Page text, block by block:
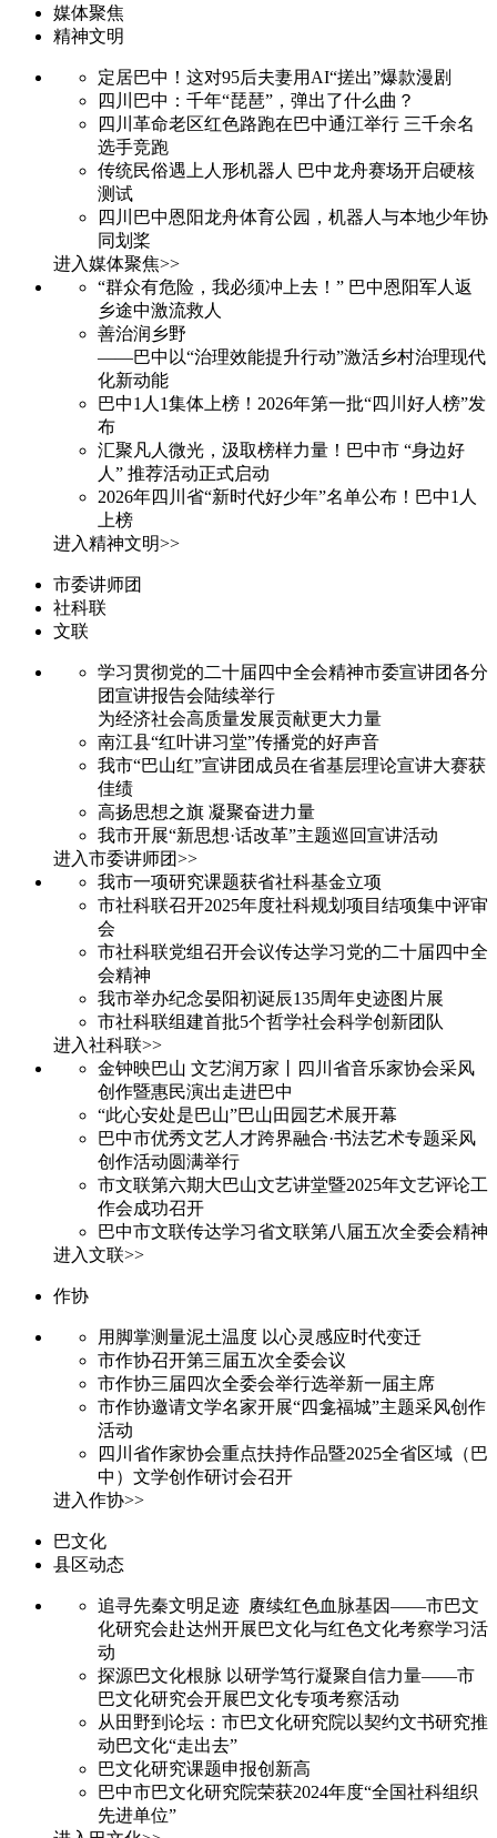
媒体聚焦
精神文明
定居巴中！这对95后夫妻用AI“搓出”爆款漫剧
四川巴中：千年“琵琶”，弹出了什么曲？
四川革命老区红色路跑在巴中通江举行 三千余名
选手竞跑
传统民俗遇上人形机器人 巴中龙舟赛场开启硬核
测试
四川巴中恩阳龙舟体育公园，机器人与本地少年协
同划桨
进入媒体聚焦>>
“群众有危险，我必须冲上去！” 巴中恩阳军人返
乡途中激流救人
善治润乡野
——巴中以“治理效能提升行动”激活乡村治理现代
化新动能
巴中1人1集体上榜！2026年第一批“四川好人榜”发
布
汇聚凡人微光，汲取榜样力量！巴中市 “身边好
人” 推荐活动正式启动
2026年四川省“新时代好少年”名单公布！巴中1人
上榜
进入精神文明>>
市委讲师团
社科联
文联
学习贯彻党的二十届四中全会精神市委宣讲团各分
团宣讲报告会陆续举行
为经济社会高质量发展贡献更大力量
南江县“红叶讲习堂”传播党的好声音
我市“巴山红”宣讲团成员在省基层理论宣讲大赛获
佳绩
高扬思想之旗 凝聚奋进力量
我市开展“新思想·话改革”主题巡回宣讲活动
进入市委讲师团>>
我市一项研究课题获省社科基金立项
市社科联召开2025年度社科规划项目结项集中评审
会
市社科联党组召开会议传达学习党的二十届四中全
会精神
我市举办纪念晏阳初诞辰135周年史迹图片展
市社科联组建首批5个哲学社会科学创新团队
进入社科联>>
金钟映巴山 文艺润万家丨四川省音乐家协会采风
创作暨惠民演出走进巴中
“此心安处是巴山”巴山田园艺术展开幕
巴中市优秀文艺人才跨界融合·书法艺术专题采风
创作活动圆满举行
市文联第六期大巴山文艺讲堂暨2025年文艺评论工
作会成功召开
巴中市文联传达学习省文联第八届五次全委会精神
进入文联>>
作协
用脚掌测量泥土温度 以心灵感应时代变迁
市作协召开第三届五次全委会议
市作协三届四次全委会举行选举新一届主席
市作协邀请文学名家开展“四龛福城”主题采风创作
活动
四川省作家协会重点扶持作品暨2025全省区域（巴
中）文学创作研讨会召开
进入作协>>
巴文化
县区动态
追寻先秦文明足迹 赓续红色血脉基因——市巴文
化研究会赴达州开展巴文化与红色文化考察学习活
动
探源巴文化根脉 以研学笃行凝聚自信力量——市
巴文化研究会开展巴文化专项考察活动
从田野到论坛：市巴文化研究院以契约文书研究推
动巴文化“走出去”
巴文化研究课题申报创新高
巴中市巴文化研究院荣获2024年度“全国社科组织
先进单位”